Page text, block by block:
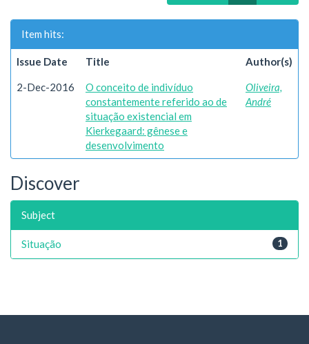
Item hits:
Issue Date Title Author(s)
2-Dec-2016
O conceito de indivíduo
constantemente referido ao de
situação existencial em
Kierkegaard: gênese e
desenvolvimento
Oliveira,
André
Discover
Subject
1
Situação